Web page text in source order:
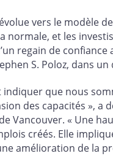
vers le modèle
normale, et les
regain de
S. Poloz, dans
indiquer que nous
des capacités »,
Vancouver. « Une
créés. Elle
amélioration de la